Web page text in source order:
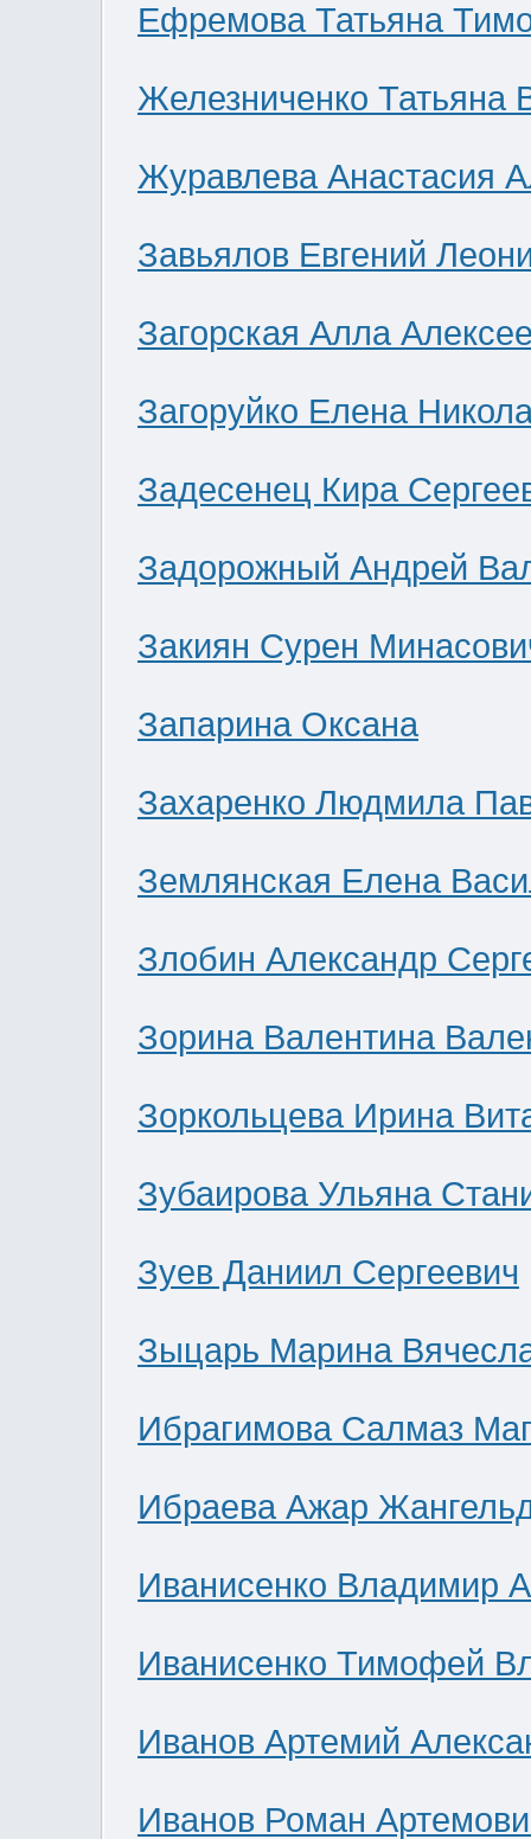
Ефремова Татьяна
Железниченко Татьяна
Журавлева Анастасия
Завьялов Евгений
Загорская Алла
Загоруйко Елена
Задесенец Кира
Задорожный Андрей
Закиян Сурен
Запарина Оксана
Захаренко Людмила
Землянская Елена
Злобин Александр
Зорина Валентина
Зоркольцева Ирина
Зубаирова Ульяна
Зуев Даниил Сергеевич
Зыцарь Марина
Ибрагимова Салмаз
Ибраева Ажар
Иванисенко Владимир
Иванисенко Тимофей
Иванов Артемий
Иванов Роман